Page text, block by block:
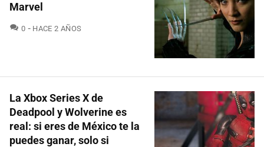
Marvel
0 COMENTARIOS
HACE 2 AÑOS
La Xbox Series X de
Deadpool y Wolverine es
real: si eres de México te la
puedes ganar, solo si